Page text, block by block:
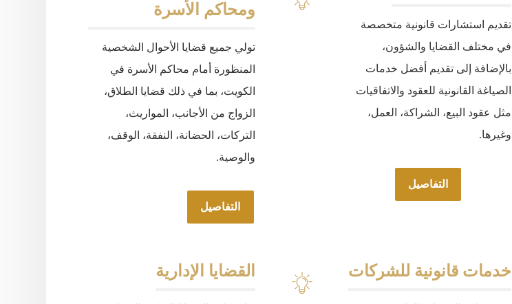
ومحاكم الأسرة
تولي جميع قضايا الأحوال الشخصية
المنظورة أمام محاكم الأسرة في
الكويت، بما في ذلك قضايا الطلاق،
الزواج من الأجانب، المواريث،
التركات، الحضانة، النفقة، الوقف،
والوصية.
التفاصيل
تقديم استشارات قانونية متخصصة
في مختلف القضايا والشؤون،
بالإضافة إلى تقديم أفضل خدمات
الصياغة القانونية للعقود والاتفاقيات
مثل عقود البيع، الشراكة، العمل،
وغيرها.
التفاصيل
القضايا الإدارية خدمات قانونية للشركات